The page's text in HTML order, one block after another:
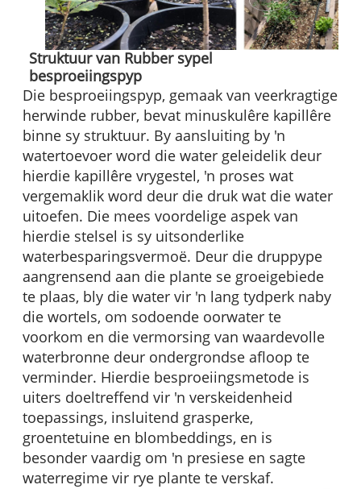
Struktuur van Rubber sypel
besproeiingspyp
Die besproeiingspyp, gemaak van veerkragtige
herwinde rubber, bevat minuskulêre kapillêre
binne sy struktuur. By aansluiting by 'n
watertoevoer word die water geleidelik deur
hierdie kapillêre vrygestel, 'n proses wat
vergemaklik word deur die druk wat die water
uitoefen. Die mees voordelige aspek van
hierdie stelsel is sy uitsonderlike
waterbesparingsvermoë. Deur die druppype
aangrensend aan die plante se groeigebiede
te plaas, bly die water vir 'n lang tydperk naby
die wortels, om sodoende oorwater te
voorkom en die vermorsing van waardevolle
waterbronne deur ondergrondse afloop te
verminder. Hierdie besproeiingsmetode is
uiters doeltreffend vir 'n verskeidenheid
toepassings, insluitend grasperke,
groentetuine en blombeddings, en is
besonder vaardig om 'n presiese en sagte
waterregime vir rye plante te verskaf.